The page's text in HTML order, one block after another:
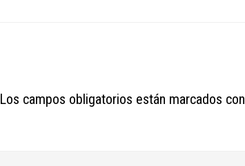
Los campos obligatorios están marcados con